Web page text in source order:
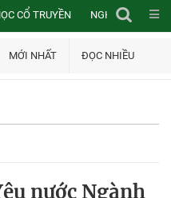
CỔ TRUYỀN NGHIÊN CỨU
MỚI NHẤT ĐỌC NHIỀU
nước Ngành